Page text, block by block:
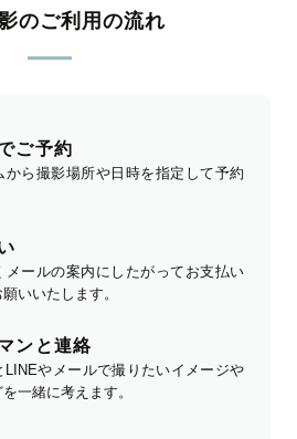
のご利用の流れ
ご予約
から撮影場所や日時を指定して予約
メールの案内にしたがってお支払い
いいたします。
ンと連絡
LINEやメールで撮りたいイメージや
一緒に考えます。